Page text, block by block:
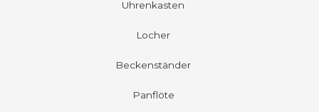
Uhrenkasten
Locher
Beckenständer
Panflöte